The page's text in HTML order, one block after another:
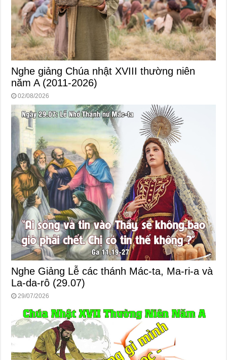
Nghe giảng Chúa nhật XVIII thường niên
năm A (2011-2026)
02/08/2026
Nghe Giảng Lễ các thánh Mác-ta, Ma-ri-a và
La-da-rô (29.07)
29/07/2026